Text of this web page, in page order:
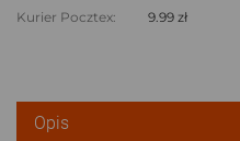
Kurier Pocztex:
9.99 zł
Opis